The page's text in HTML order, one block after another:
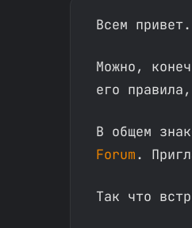
Всем
Можно,
его
В общем
Forum.
Так что